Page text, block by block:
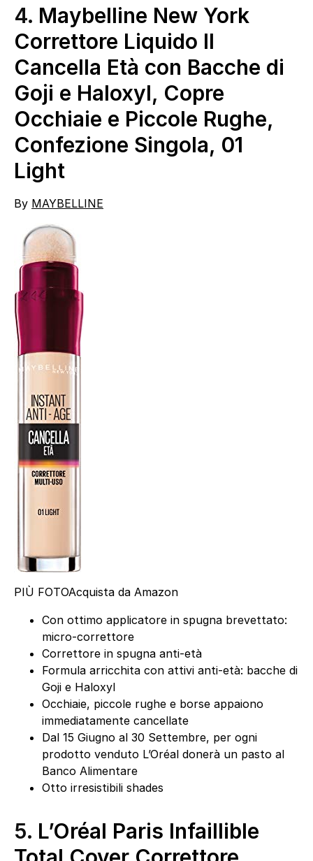
4. Maybelline New York
Correttore Liquido Il
Cancella Età con Bacche di
Goji e Haloxyl, Copre
Occhiaie e Piccole Rughe,
Confezione Singola, 01
Light
By MAYBELLINE
PIÙ FOTOAcquista da Amazon
Con ottimo applicatore in spugna brevettato:
micro-correttore
Correttore in spugna anti-età
Formula arricchita con attivi anti-età: bacche di
Goji e Haloxyl
Occhiaie, piccole rughe e borse appaiono
immediatamente cancellate
Dal 15 Giugno al 30 Settembre, per ogni
prodotto venduto L’Oréal donerà un pasto al
Banco Alimentare
Otto irresistibili shades
5. L’Oréal Paris Infaillible